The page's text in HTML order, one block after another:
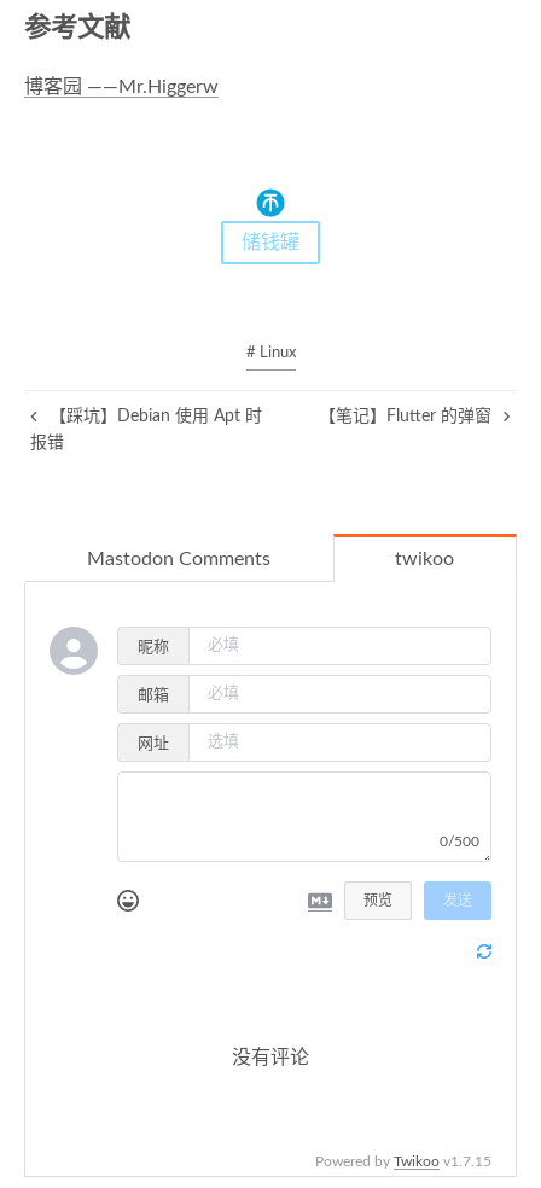
参考文献
博客园 ——Mr.Higgerw
储钱罐
# Linux
【踩坑】Debian 使用 Apt 时
报错
【笔记】Flutter 的弹窗
Mastodon Comments twikoo
昵称
邮箱
网址
0/500
预览 发送
没有评论
Powered by Twikoo v1.7.15